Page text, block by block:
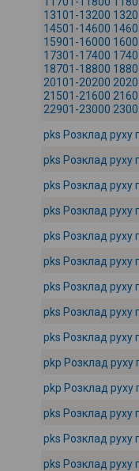
13101-13200
14501-14600
15901-16000
17301-17400
18701-18800
20101-20200
21501-21600
22901-23000
pks Розклад руху
pks Розклад руху
pks Розклад руху
pks Розклад руху
pks Розклад руху
pks Розклад руху
pks Розклад руху
pks Розклад руху
pks Розклад руху
pkp Розклад руху
pkp Розклад руху
pks Розклад руху
pks Розклад руху
pks Розклад руху